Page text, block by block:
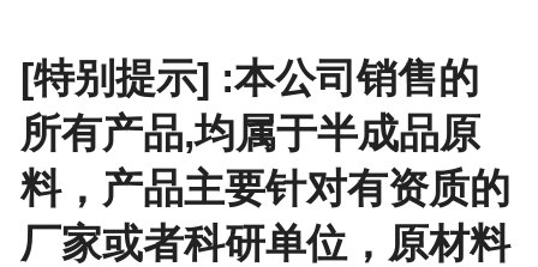
[特别提示] :本公司销售的
所有产品,均属于半成品原
料，产品主要针对有资质的
厂家或者科研单位，原材料